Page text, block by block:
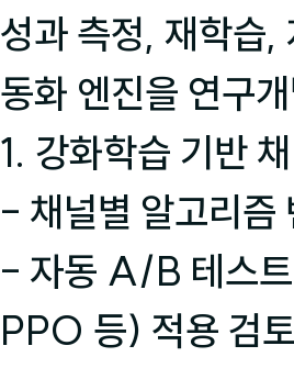
성과 측정, 재학습,
동화 엔진을 연구
1. 강화학습 기반
- 채널별 알고리즘
- 자동 A/B 테스
PPO 등) 적용 검